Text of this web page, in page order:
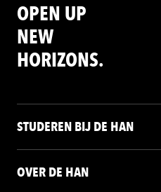
OPEN UP
NEW
HORIZONS.
STUDEREN BIJ DE HAN
OVER DE HAN